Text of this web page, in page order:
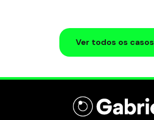
Ver todos os casos